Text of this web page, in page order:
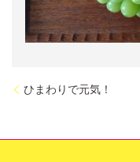
ひまわりで元気！